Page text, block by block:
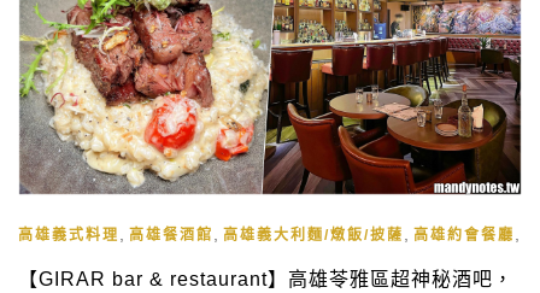
高雄義式料理 高雄餐酒館 高雄義大利麵/燉飯/披薩 高雄約會餐廳
【GIRAR bar & restaurant】高雄苓雅區超神秘酒吧，